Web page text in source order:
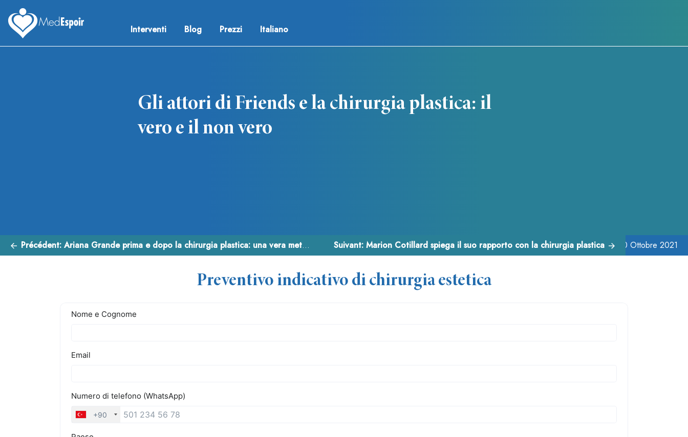
content
Medespoir France
Chirurgie esthetique Tunisie
Interventi Blog Prezzi Italiano
Gli attori di Friends e la chirurgia plastica: il
vero e il non vero
30 Ottobre 2021
Précédent: Ariana Grande prima e dopo la chirurgia plastica: una vera metamorfosi Suivant: Marion Cotillard spiega il suo rapporto con la chirurgia plastica
Preventivo indicativo di chirurgia estetica